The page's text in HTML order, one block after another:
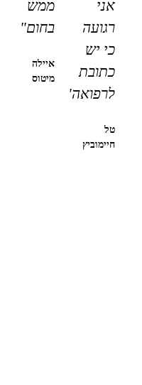
אני
רגועה
כי יש
כתובת
לרפואה"
טל
חיימוביץ
ממש
בחום"
איילה
מיטוס